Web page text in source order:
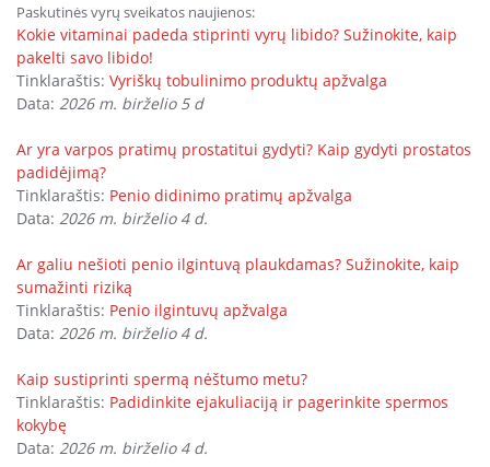
Paskutinės vyrų sveikatos naujienos:
Kokie vitaminai padeda stiprinti vyrų libido? Sužinokite, kaip
pakelti savo libido!
Tinklaraštis: Vyriškų tobulinimo produktų apžvalga
Data: 2026 m. birželio 5 d
Ar yra varpos pratimų prostatitui gydyti? Kaip gydyti prostatos
padidėjimą?
Tinklaraštis: Penio didinimo pratimų apžvalga
Data: 2026 m. birželio 4 d.
Ar galiu nešioti penio ilgintuvą plaukdamas? Sužinokite, kaip
sumažinti riziką
Tinklaraštis: Penio ilgintuvų apžvalga
Data: 2026 m. birželio 4 d.
Kaip sustiprinti spermą nėštumo metu?
Tinklaraštis: Padidinkite ejakuliaciją ir pagerinkite spermos
kokybę
Data: 2026 m. birželio 4 d.